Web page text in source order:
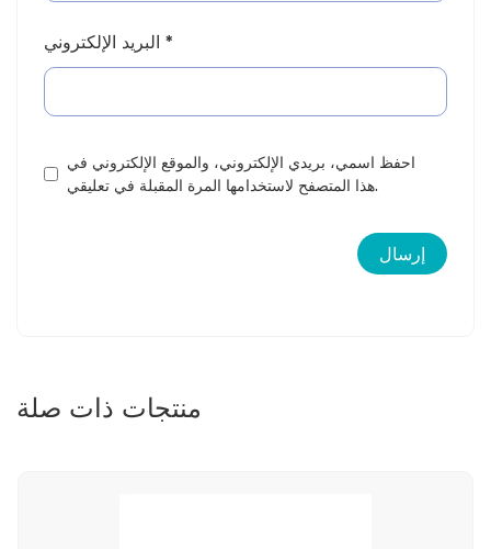
*
احفظ اسمي، بريدي الإلكتروني، والموقع الإلكتروني في
هذا المتصفح لاستخدامها المرة المقبلة في تعليقي.
منتجات ذات صلة